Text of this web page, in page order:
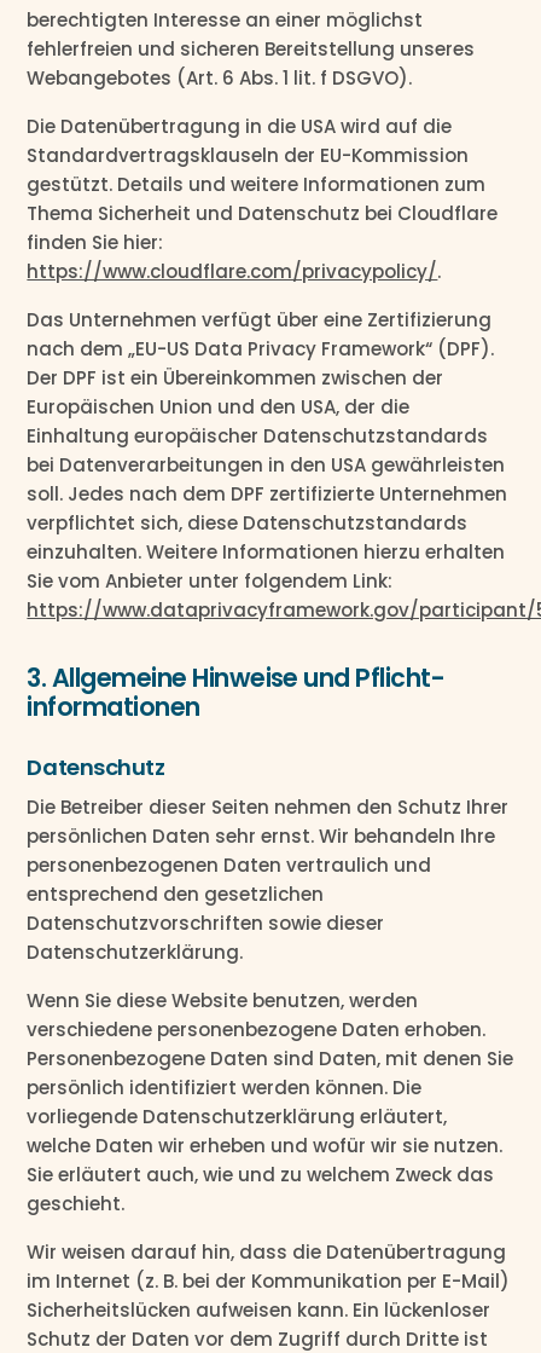
berechtigten Interesse an einer möglichst
fehlerfreien und sicheren Bereitstellung unseres
Webangebotes (Art. 6 Abs. 1 lit. f DSGVO).
Die Datenübertragung in die USA wird auf die
Standardvertragsklauseln der EU-Kommission
gestützt. Details und weitere Informationen zum
Thema Sicherheit und Datenschutz bei Cloudflare
finden Sie hier:
https://www.cloudflare.com/privacypolicy/.
Das Unternehmen verfügt über eine Zertifizierung
nach dem „EU-US Data Privacy Framework“ (DPF).
Der DPF ist ein Übereinkommen zwischen der
Europäischen Union und den USA, der die
Einhaltung europäischer Datenschutzstandards
bei Datenverarbeitungen in den USA gewährleisten
soll. Jedes nach dem DPF zertifizierte Unternehmen
verpflichtet sich, diese Datenschutzstandards
einzuhalten. Weitere Informationen hierzu erhalten
Sie vom Anbieter unter folgendem Link:
https://www.dataprivacyframework.gov/participant/
3. Allgemeine Hinweise und Pflicht­
informationen
Datenschutz
Die Betreiber dieser Seiten nehmen den Schutz Ihrer
persönlichen Daten sehr ernst. Wir behandeln Ihre
personenbezogenen Daten vertraulich und
entsprechend den gesetzlichen
Datenschutzvorschriften sowie dieser
Datenschutzerklärung.
Wenn Sie diese Website benutzen, werden
verschiedene personenbezogene Daten erhoben.
Personenbezogene Daten sind Daten, mit denen Sie
persönlich identifiziert werden können. Die
vorliegende Datenschutzerklärung erläutert,
welche Daten wir erheben und wofür wir sie nutzen.
Sie erläutert auch, wie und zu welchem Zweck das
geschieht.
Wir weisen darauf hin, dass die Datenübertragung
im Internet (z. B. bei der Kommunikation per E-Mail)
Sicherheitslücken aufweisen kann. Ein lückenloser
Schutz der Daten vor dem Zugriff durch Dritte ist